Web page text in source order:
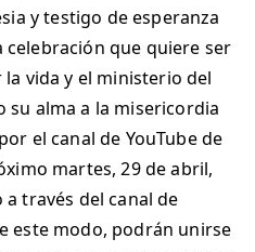
y testigo de esperanza
que quiere ser
vida y el ministerio del
su alma a la misericordia
el canal de YouTube de
martes, 29 de abril,
través del canal de
este modo, podrán unirse